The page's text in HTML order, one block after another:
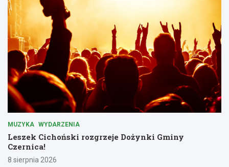
MUZYKA WYDARZENIA
Leszek Cichoński rozgrzeje Dożynki Gminy
Czernica!
8 sierpnia 2026